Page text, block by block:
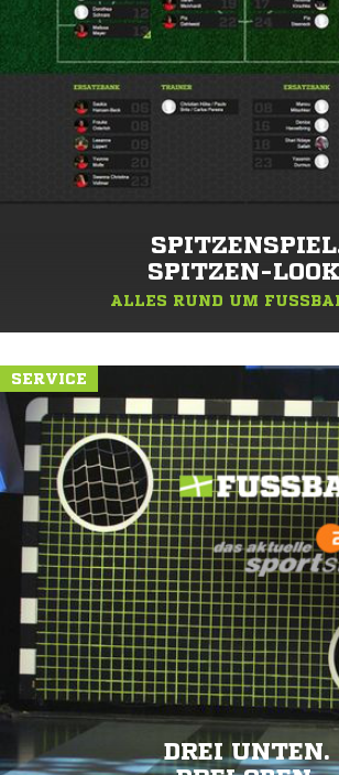
SPITZEN-
ALLES RUND UM
SERVICE
DREI UNTEN.